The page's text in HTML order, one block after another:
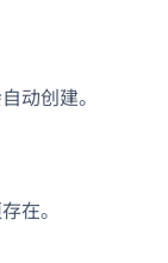
动创建。
在。